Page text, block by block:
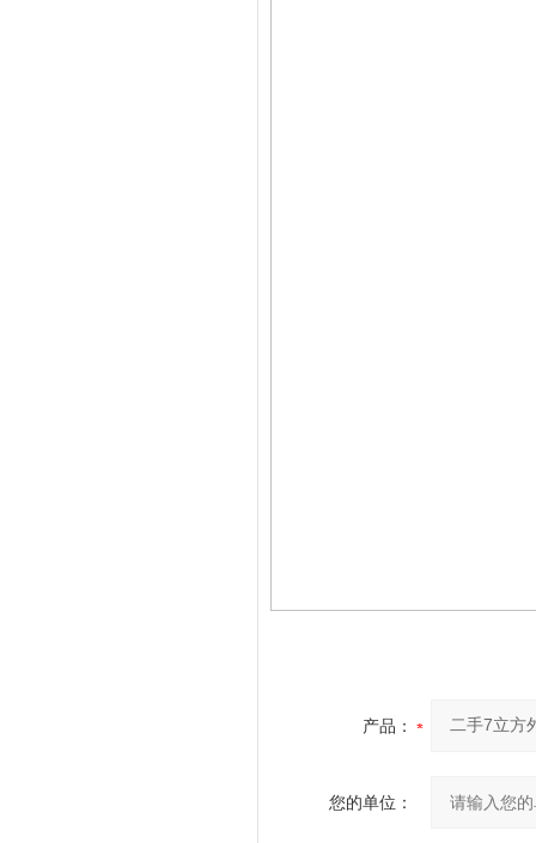
产品：
您的单位：